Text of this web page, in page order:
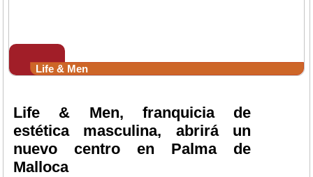
Life & Men
Life & Men, franquicia de
estética masculina, abrirá un
nuevo centro en Palma de
Malloca